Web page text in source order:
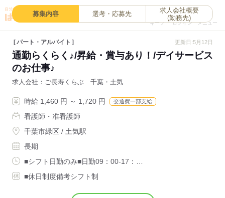
キープ
0
ログイン メニュー
募集内容 選考・応募先
求人会社概要
(勤務先)
パート・アルバイト 更新日:5月12日
通勤らくらく♪/昇給・賞与あり！/デイサービス
のお仕事♪
求人会社 ご長寿くらぶ 千葉・土気
時給 1,460 円 ～ 1,720 円 交通費一部支給
看護師・准看護師
千葉市緑区 / 土気駅
長期
■シフト日勤のみ■日勤09：00-17：…
■休日制度備考シフト制